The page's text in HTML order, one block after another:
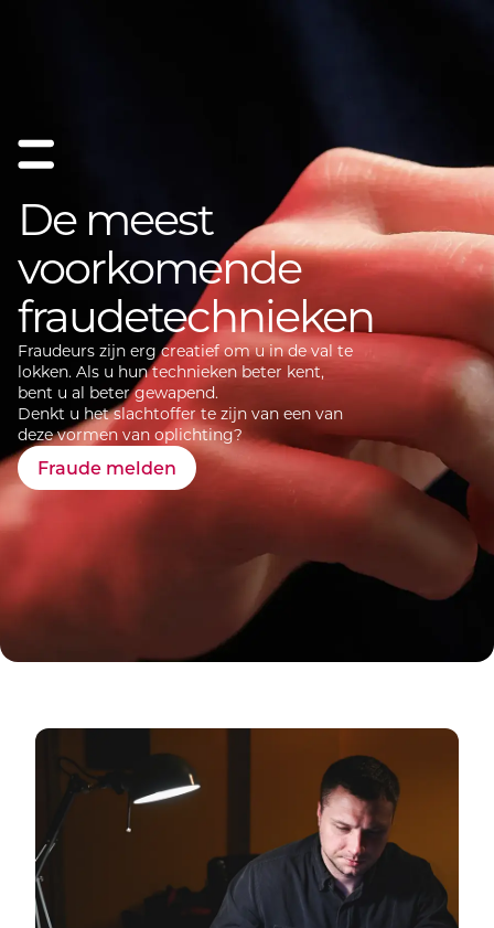
De meest
voorkomende
fraudetechnieken
Fraudeurs zijn erg creatief om u in de val te
lokken. Als u hun technieken beter kent,
bent u al beter gewapend.
Denkt u het slachtoffer te zijn van een van
deze vormen van oplichting?
Fraude melden